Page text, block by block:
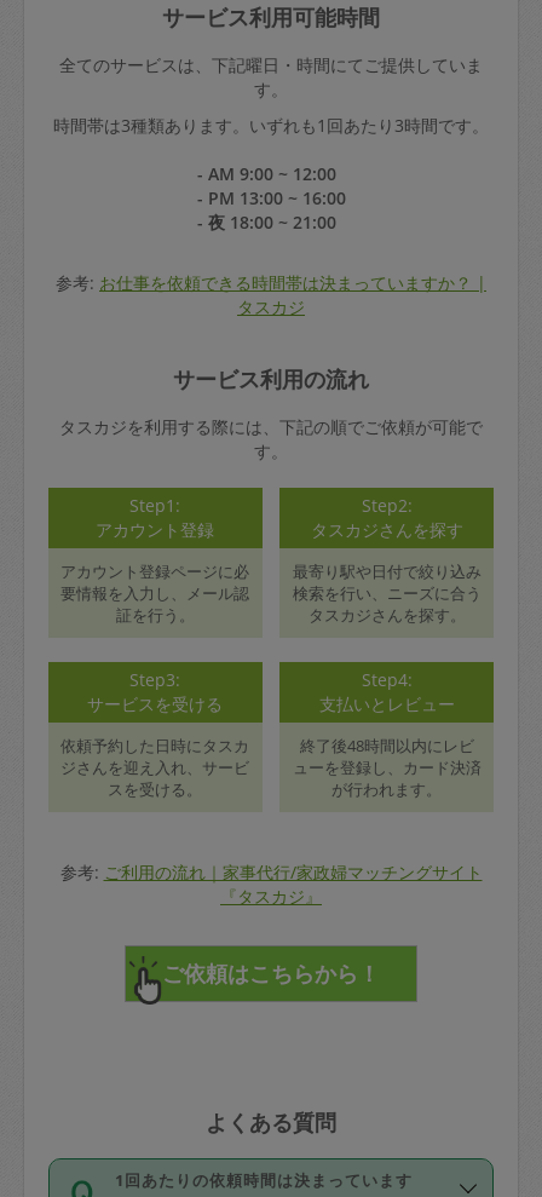
サービス利用可能時間
全てのサービスは、下記曜日・時間にてご提供していま
す。
時間帯は3種類あります。いずれも1回あたり3時間です。
- AM 9:00 ~ 12:00
- PM 13:00 ~ 16:00
- 夜 18:00 ~ 21:00
参考: お仕事を依頼できる時間帯は決まっていますか？ |
タスカジ
サービス利用の流れ
タスカジを利用する際には、下記の順でご依頼が可能で
す。
Step1:
アカウント登録
アカウント登録ページに必
要情報を入力し、メール認
証を行う。
Step2:
タスカジさんを探す
最寄り駅や日付で絞り込み
検索を行い、ニーズに合う
タスカジさんを探す。
Step3:
サービスを受ける
依頼予約した日時にタスカ
ジさんを迎え入れ、サービ
スを受ける。
Step4:
支払いとレビュー
終了後48時間以内にレビ
ューを登録し、カード決済
が行われます。
参考: ご利用の流れ｜家事代行/家政婦マッチングサイト
『タスカジ』
よくある質問
1回あたりの依頼時間は決まっています